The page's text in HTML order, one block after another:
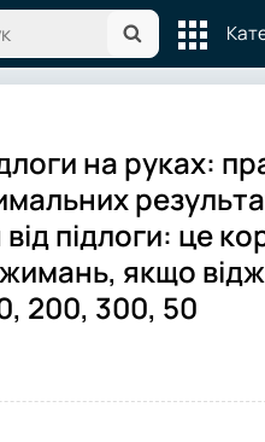
на руках:
підлоги: це
якщо
200, 300, 50